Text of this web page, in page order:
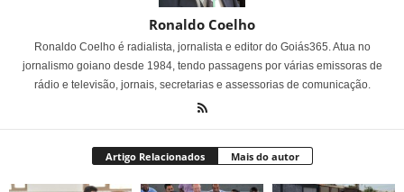
Ronaldo Coelho
Ronaldo Coelho é radialista, jornalista e editor do Goiás365. Atua no
jornalismo goiano desde 1984, tendo passagens por várias emissoras de
rádio e televisão, jornais, secretarias e assessorias de comunicação.
Artigo Relacionados Mais do autor